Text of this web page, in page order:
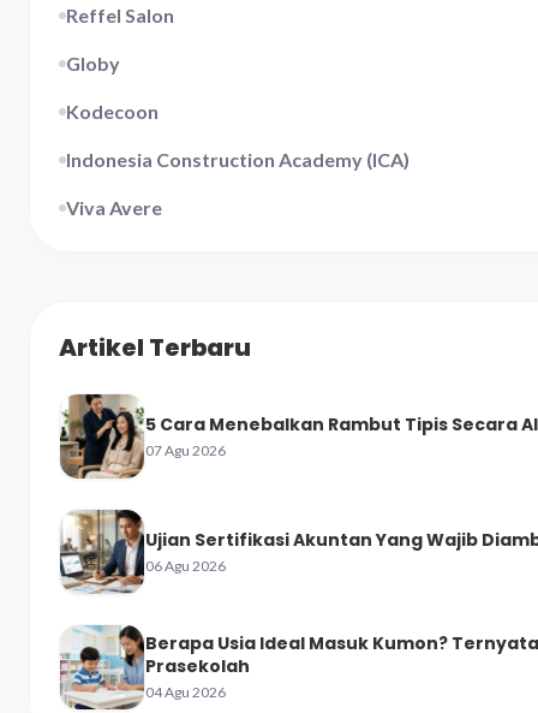
Reffel Salon
Globy
Kodecoon
Indonesia Construction Academy (ICA)
Viva Avere
Artikel Terbaru
5 Cara Menebalkan Rambut Tipis Secara
07 Agu 2026
Ujian Sertifikasi Akuntan Yang Wajib
06 Agu 2026
Berapa Usia Ideal Masuk Kumon?
Prasekolah
04 Agu 2026